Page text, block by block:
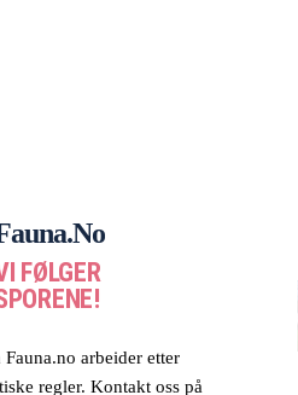
FØLGER
Fauna.no arbeider etter
regler. Kontakt oss på